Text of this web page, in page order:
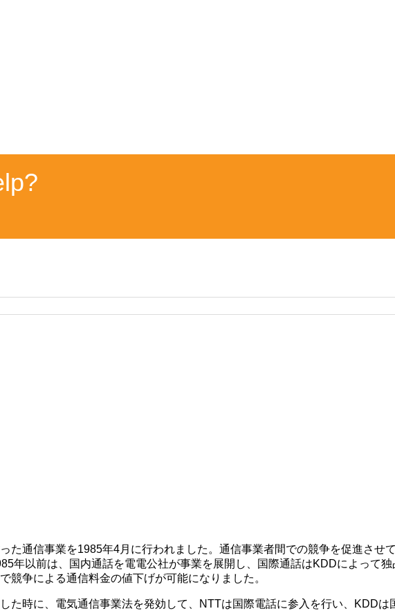
た通信事業を1985年4月に行われました。通信事業者間での競争を促進させて
年以前は、国内通話を電電公社が事業を展開し、国際通話はKDDによって
競争による通信料金の値下げが可能になりました。
た時に、電気通信事業法を発効して、NTTは国際電話に参入を行い、KDD